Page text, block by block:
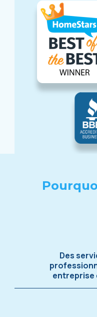
Des
entreprise